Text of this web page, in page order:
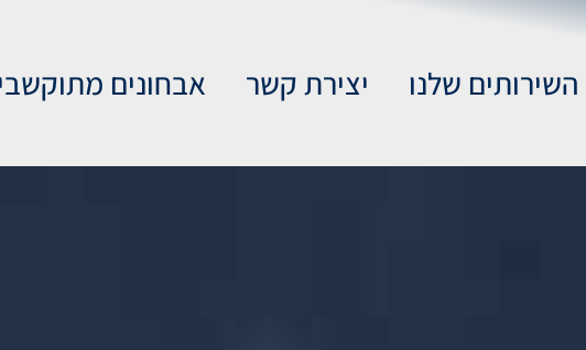
השירותים שלנו יצירת קשר אבחונים